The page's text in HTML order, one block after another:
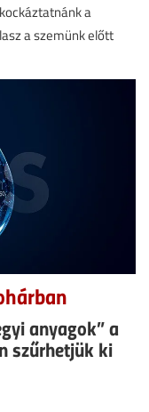
a
a szemünk előtt
anyagok” a
szűrhetjük ki